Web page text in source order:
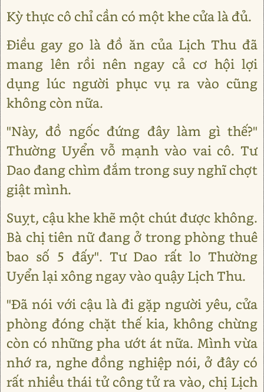
Kỳ thực cô chỉ cần có một khe cửa là đủ.
Điều gay go là đồ ăn của Lịch Thu đã
mang lên rồi nên ngay cả cơ hội lợi
dụng lúc người phục vụ ra vào cũng
không còn nữa.
"Này, đồ ngốc đứng đây làm gì thế?"
Thường Uyển vỗ mạnh vào vai cô. Tư
Dao đang chìm đắm trong suy nghĩ chợt
giật mình.
Suỵt, cậu khe khẽ một chút được không.
Bà chị tiên nữ đang ở trong phòng thuê
bao số 5 đấy". Tư Dao rất lo Thường
Uyển lại xông ngay vào quậy Lịch Thu.
"Đã nói với cậu là đi gặp người yêu, cửa
phòng đóng chặt thế kia, không chừng
còn có những pha ướt át nữa. Mình vừa
nhớ ra, nghe đồng nghiệp nói, ở đây có
rất nhiều thái tử công tử ra vào, chị Lịch